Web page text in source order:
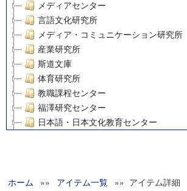
メディアセンター
言語文化研究所
メディア・コミュニケーション研究所
産業研究所
斯道文庫
体育研究所
教職課程センター
福澤研究センター
日本語・日本文化教育センター
グローバルリサーチインスティテュート
ホーム »» アイテム一覧 »» アイテム詳細